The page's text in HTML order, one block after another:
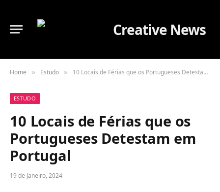
Home » Estudo » 10 Locais de Férias que os Portugueses Detestam em Portugal
ESTUDO
10 Locais de Férias que os
Portugueses Detestam em
Portugal
19 de Janeiro, 2024